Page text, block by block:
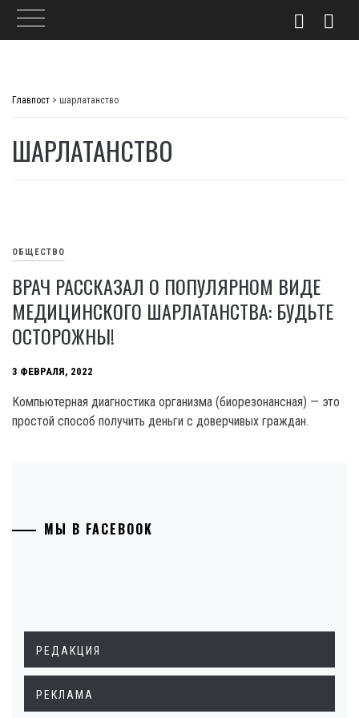
Главпост > шарлатанство
ШАРЛАТАНСТВО
ОБЩЕСТВО
ВРАЧ РАССКАЗАЛ О ПОПУЛЯРНОМ ВИДЕ
МЕДИЦИНСКОГО ШАРЛАТАНСТВА: БУДЬТЕ
ОСТОРОЖНЫ!
3 ФЕВРАЛЯ, 2022
Компьютерная диагностика организма (биорезонансная) — это
простой способ получить деньги с доверчивых граждан.
МЫ В FACEBOOK
РЕДАКЦИЯ
РЕКЛАМА